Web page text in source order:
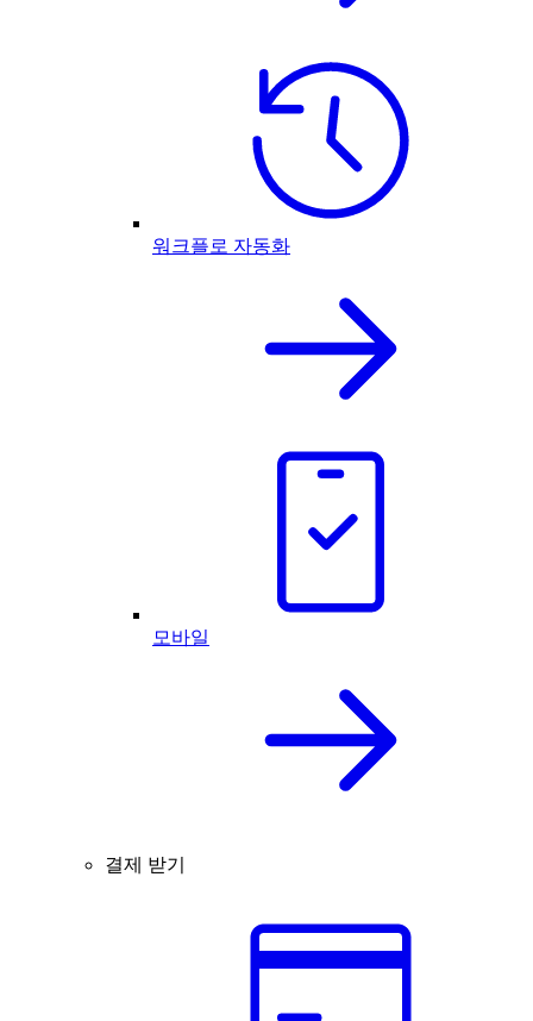
워크플로 자동화
모바일
결제 받기